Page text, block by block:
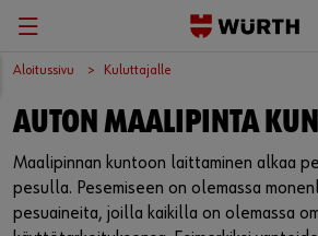
Aloitussivu Kuluttajalle
AUTON MAALIPINTA
Maalipinnan kuntoon laittaminen alkaa
pesulla. Pesemiseen on olemassa
pesuaineita, joilla kaikilla on olemassa